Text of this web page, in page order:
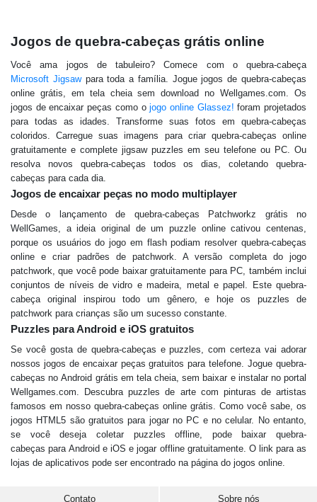
Jogos de quebra-cabeças grátis online
Você ama jogos de tabuleiro? Comece com o quebra-cabeça
Microsoft Jigsawpara toda a família. Jogue jogos de quebra-cabeças
online grátis, em tela cheia sem download no Wellgames.com. Os
jogos de encaixar peças como ojogo online Glassez! foram projetados
para todas as idades. Transforme suas fotos em quebra-cabeças
coloridos. Carregue suas imagens para criar quebra-cabeças online
gratuitamente e complete jigsaw puzzles em seu telefone ou PC. Ou
resolva novos quebra-cabeças todos os dias, coletando quebra-
cabeças para cada dia.
Jogos de encaixar peças no modo multiplayer
Desde o lançamento de quebra-cabeças Patchworkz grátis no
WellGames, a ideia original de um puzzle online cativou centenas,
porque os usuários do jogo em flash podiam resolver quebra-cabeças
online e criar padrões de patchwork. A versão completa do jogo
patchwork, que você pode baixar gratuitamente para PC, também inclui
conjuntos de níveis de vidro e madeira, metal e papel. Este quebra-
cabeça original inspirou todo um gênero, e hoje os puzzles de
patchwork para crianças são um sucesso constante.
Puzzles para Android e iOS gratuitos
Se você gosta de quebra-cabeças e puzzles, com certeza vai adorar
nossos jogos de encaixar peças gratuitos para telefone. Jogue quebra-
cabeças no Android grátis em tela cheia, sem baixar e instalar no portal
Wellgames.com. Descubra puzzles de arte com pinturas de artistas
famosos em nosso quebra-cabeças online grátis. Como você sabe, os
jogos HTML5 são gratuitos para jogar no PC e no celular. No entanto,
se você deseja coletar puzzles offline, pode baixar quebra-
cabeças para Android e iOS e jogar offline gratuitamente. O link para as
lojas de aplicativos pode ser encontrado na página do jogos online.
Contato Sobre nós